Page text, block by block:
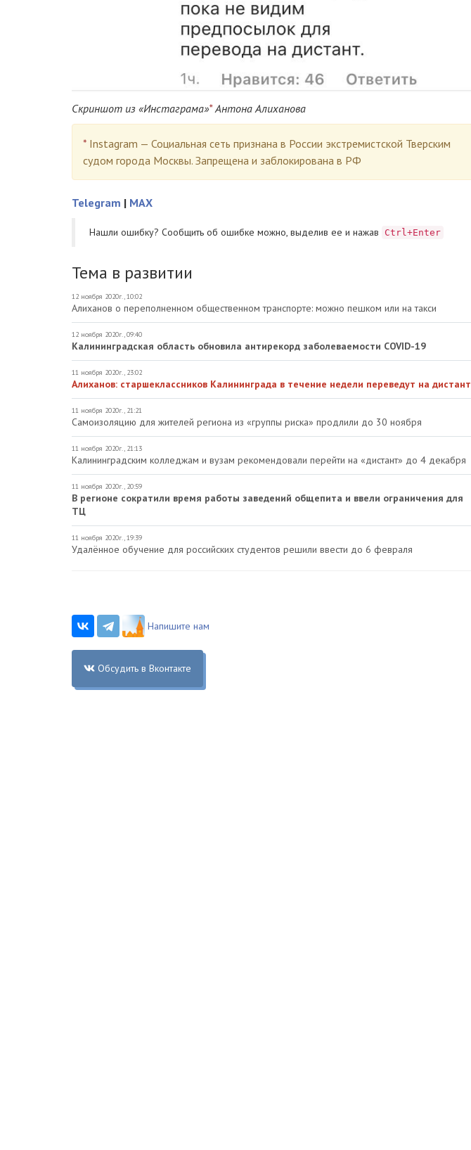
Скриншот из «Инстаграма»*Антона Алиханова
* Instagram — Социальная сеть признана в России экстремистской Тверским
судом города Москвы. Запрещена и заблокирована в РФ
Telegram | MAX
Нашли ошибку? Cообщить об ошибке можно, выделив ее и нажав Ctrl+Enter
Тема в развитии
12 ноября 2020г., 10:02
Алиханов о переполненном общественном транспорте: можно пешком или на такси
12 ноября 2020г., 09:40
Калининградская область обновила антирекорд заболеваемости COVID-19
11 ноября 2020г., 23:02
Алиханов: старшеклассников Калининграда в течение недели переведут на дистант
11 ноября 2020г., 21:21
Самоизоляцию для жителей региона из «группы риска» продлили до 30 ноября
11 ноября 2020г., 21:13
Калининградским колледжам и вузам рекомендовали перейти на «дистант» до 4 декабря
11 ноября 2020г., 20:59
В регионе сократили время работы заведений общепита и ввели ограничения для
ТЦ
11 ноября 2020г., 19:39
Удалённое обучение для российских студентов решили ввести до 6 февраля
Напишите нам
Обсудить в Вконтакте